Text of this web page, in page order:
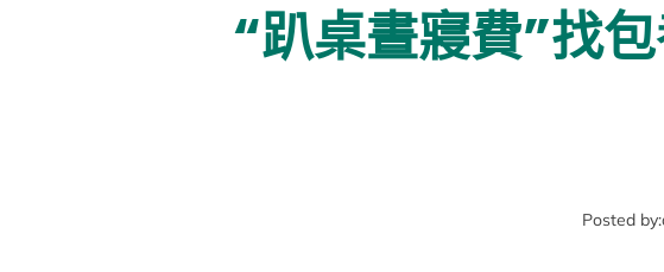
“趴桌晝寢費”找
Posted by: